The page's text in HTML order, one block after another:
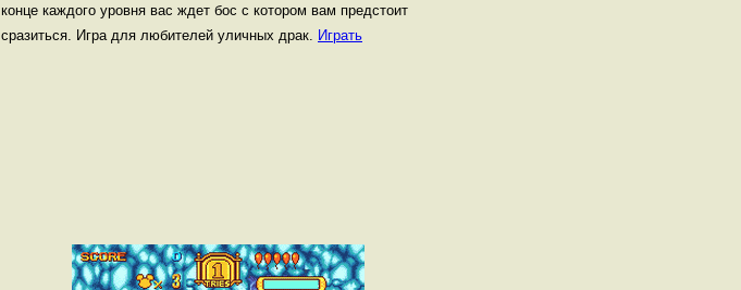
конце каждого уровня вас ждет бос с котором вам предстоит
сразиться. Игра для любителей уличных драк. Играть